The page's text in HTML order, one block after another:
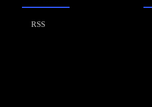
RSS